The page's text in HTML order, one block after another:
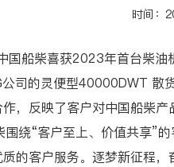
时间：
船柴喜获2023年首台柴油
司的灵便型40000DWT 散
，反映了客户对中国船柴产
绕“客户至上、价值共享”
的客户服务。逐梦新征程